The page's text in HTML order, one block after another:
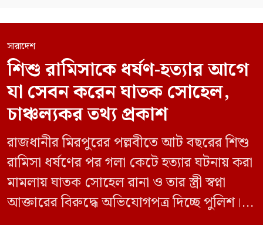
সারাদেশ
শিশু রামিসাকে ধর্ষণ-হত্যার আগে
যা সেবন করেন ঘাতক সোহেল,
চাঞ্চল্যকর তথ্য প্রকাশ
রাজধানীর মিরপুরের পল্লবীতে আট বছরের শিশু
রামিসা ধর্ষণের পর গলা কেটে হত্যার ঘটনায় করা
মামলায় ঘাতক সোহেল রানা ও তার স্ত্রী স্বপ্না
আক্তারের বিরুদ্ধে অভিযোগপত্র দিচ্ছে পুলিশ।